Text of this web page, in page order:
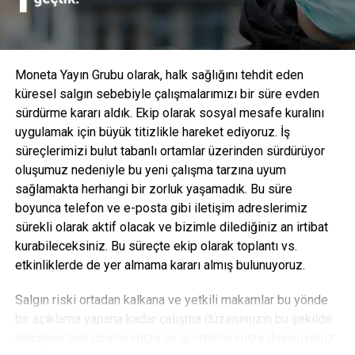
sorunlar, kesme halkası borudan çıkarılmadan önce de
tespit edilebilir ve bu sayede uygulama sırasında yıkıcı
arıza oluşması riskini azaltır.
olan Christian Kuenstel “Yüksek performanslı Walterscheid
Moneta Yayın Grubu olarak, halk sağlığını tehdit eden
küresel salgın sebebiyle çalışmalarımızı bir süre evden
sürdürme kararı aldık. Ekip olarak sosyal mesafe kuralını
uygulamak için büyük titizlikle hareket ediyoruz. İş
süreçlerimizi bulut tabanlı ortamlar üzerinden sürdürüyor
oluşumuz nedeniyle bu yeni çalışma tarzına uyum
sağlamakta herhangi bir zorluk yaşamadık. Bu süre
boyunca telefon ve e-posta gibi iletişim adreslerimiz
sürekli olarak aktif olacak ve bizimle dilediğiniz an irtibat
kurabileceksiniz. Bu süreçte ekip olarak toplantı vs.
etkinliklerde de yer almama kararı almış bulunuyoruz.
Salgın riski ortadan kalkana ve yetkili makamlar bu yönde
bir açıklama yapana kadar çalışma düzenimizin bu şekilde